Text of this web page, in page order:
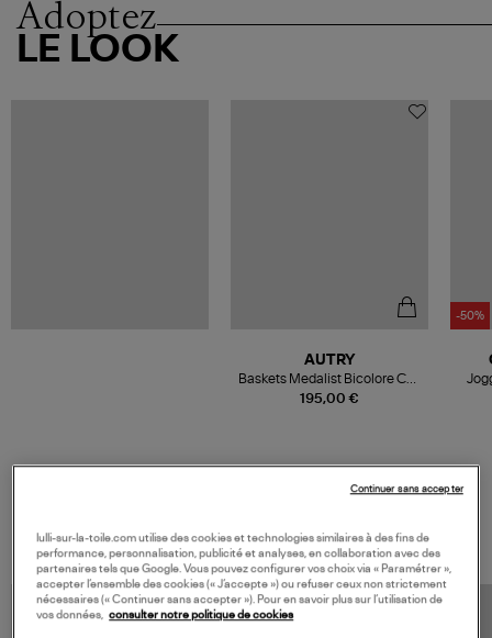
Adoptez
LE LOOK
195,00 €
AUTRY
Baskets Medalist Bicolore Cuir
Blanc, Platine
-50%
lulli-sur-la-toile.com utilise des cookies et technologies similaires à des fins de
performance, personnalisation, publicité et analyses, en collaboration avec des
partenaires tels que Google. Vous pouvez configurer vos choix via « Paramétrer »,
accepter l’ensemble des cookies (« J’accepte ») ou refuser ceux non strictement
nécessaires (« Continuer sans accepter »). Pour en savoir plus sur l’utilisation de
vos données, consulter notre politique de cookies
Continuer sans accepter